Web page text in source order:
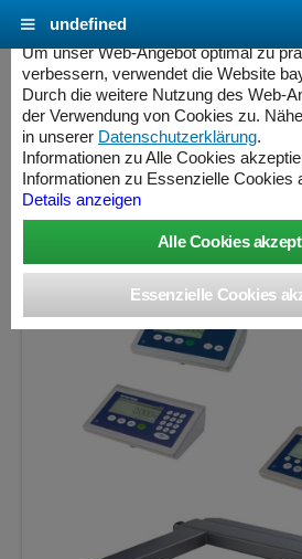
METTLER-TOLEDO
600T Mehrbereich
Wägebereich: 300 / 600 kg,
Eichschritt: 100 / 200 g,
Cookie Einstellungen -
Um unser Web-Angebot optimal zu
verbessern, verwendet die Website
Durch die weitere Nutzung des Web-
der Verwendung von Cookies zu.
in unserer Datenschutzerklärung.
Informationen zu Alle Cookies
Informationen zu Essenzielle Cookies
Details anzeigen
undefined